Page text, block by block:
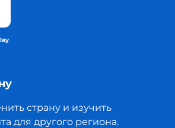
страну и изучить
для другого региона.